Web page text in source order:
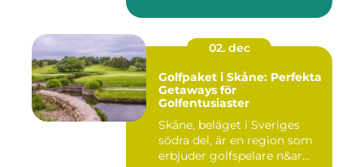
02. dec
Golfpaket i Skåne: Perfekta
Getaways för
Golfentusiaster
Skåne, beläget i Sveriges
södra del, är en region som
erbjuder golfspelare n&ar...